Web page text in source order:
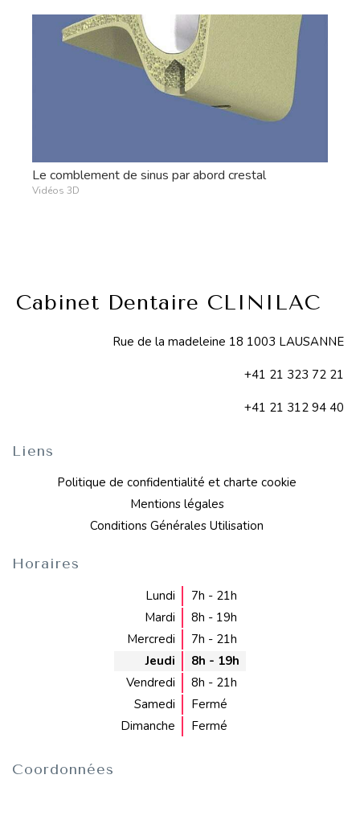
Le comblement de sinus par abord crestal
Vidéos 3D
Cabinet Dentaire CLINILAC
Rue de la madeleine 18 1003 LAUSANNE
+41 21 323 72 21
+41 21 312 94 40
Liens
Politique de confidentialité et charte cookie
Mentions légales
Conditions Générales Utilisation
Horaires
Lundi
7h - 21h
Mardi
8h - 19h
Mercredi
7h - 21h
Jeudi
8h - 19h
Vendredi
8h - 21h
Samedi
Fermé
Dimanche
Fermé
Coordonnées